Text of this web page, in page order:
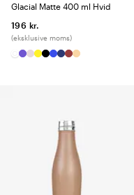
Glacial Matte 400 ml Hvid
196 kr.
(eksklusive moms)